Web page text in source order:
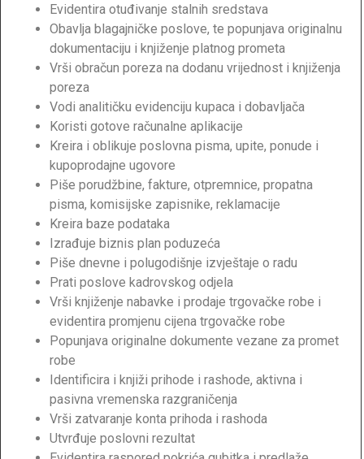
Evidentira otuđivanje stalnih sredstava
Obavlja blagajničke poslove, te popunjava originalnu
dokumentaciju i knjiženje platnog prometa
Vrši obračun poreza na dodanu vrijednost i knjiženja
poreza
Vodi analitičku evidenciju kupaca i dobavljača
Koristi gotove računalne aplikacije
Kreira i oblikuje poslovna pisma, upite, ponude i
kupoprodajne ugovore
Piše porudžbine, fakture, otpremnice, propatna
pisma, komisijske zapisnike, reklamacije
Kreira baze podataka
Izrađuje biznis plan poduzeća
Piše dnevne i polugodišnje izvještaje o radu
Prati poslove kadrovskog odjela
Vrši knjiženje nabavke i prodaje trgovačke robe i
evidentira promjenu cijena trgovačke robe
Popunjava originalne dokumente vezane za promet
robe
Identificira i knjiži prihode i rashode, aktivna i
pasivna vremenska razgraničenja
Vrši zatvaranje konta prihoda i rashoda
Utvrđuje poslovni rezultat